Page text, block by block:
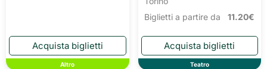
Altro
Biglietti a partire da 11.20€
Teatro